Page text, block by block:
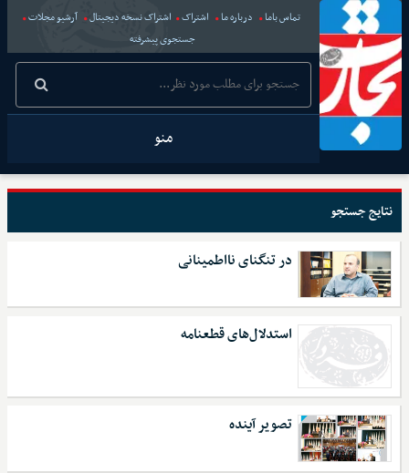
تماس باما درباره ما اشتراک اشتراک نسخه دیجیتال
آرشیو مجلات
جستجوی پیشرفته
منو
نتایج جستجو
در تنگنای نااطمینانی
استدلال‌های قطعنامه
تصویر آینده